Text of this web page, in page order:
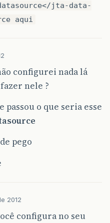
jta-data-
aqui
configurei nada lá
nele ?
passou o que seria esse
pego
2012
configura no seu